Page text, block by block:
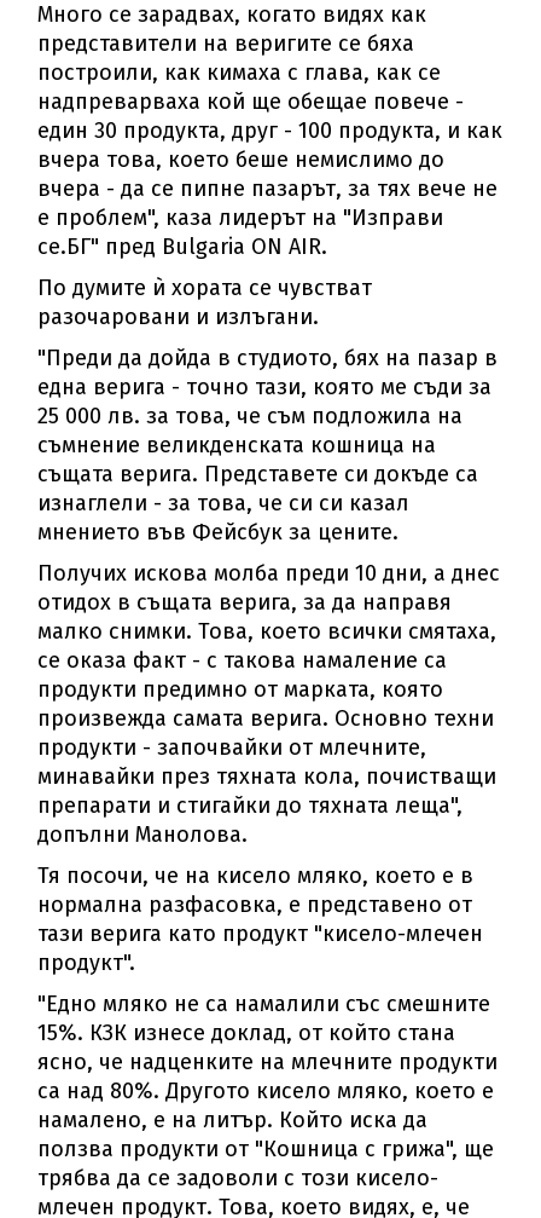
Много се зарадвах, когато видях как
представители на веригите се бяха
построили, как кимаха с глава, как се
надпреварваха кой ще обещае повече -
един 30 продукта, друг - 100 продукта, и как
вчера това, което беше немислимо до
вчера - да се пипне пазарът, за тях вече не
е проблем", каза лидерът на "Изправи
се.БГ" пред Bulgaria ON AIR.
По думите ѝ хората се чувстват
разочаровани и излъгани.
"Преди да дойда в студиото, бях на пазар в
една верига - точно тази, която ме съди за
25 000 лв. за това, че съм подложила на
съмнение великденската кошница на
същата верига. Представете си докъде са
изнаглели - за това, че си си казал
мнението във Фейсбук за цените.
Получих искова молба преди 10 дни, а днес
отидох в същата верига, за да направя
малко снимки. Това, което всички смятаха,
се оказа факт - с такова намаление са
продукти предимно от марката, която
произвежда самата верига. Основно техни
продукти - започвайки от млечните,
минавайки през тяхната кола, почистващи
препарати и стигайки до тяхната леща",
допълни Манолова.
Тя посочи, че на кисело мляко, което е в
нормална разфасовка, е представено от
тази верига като продукт "кисело-млечен
продукт".
"Едно мляко не са намалили със смешните
15%. КЗК изнесе доклад, от който стана
ясно, че надценките на млечните продукти
са над 80%. Другото кисело мляко, което е
намалено, е на литър. Който иска да
ползва продукти от "Кошница с грижа", ще
трябва да се задоволи с този кисело-
млечен продукт. Това, което видях, е, че